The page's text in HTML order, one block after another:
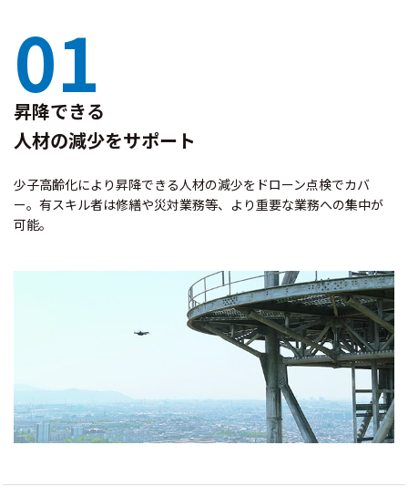
01
昇降できる
人材の減少をサポート
少子高齢化により昇降できる人材の減少をドローン点検でカバ
ー。有スキル者は修繕や災対業務等、より重要な業務への集中が
可能。